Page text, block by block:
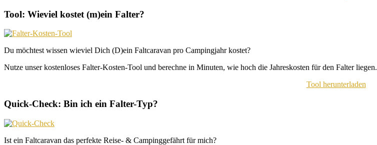
Tool: Wieviel kostet (m)ein Falter?
Du möchtest wissen wieviel Dich (D)ein Faltcaravan pro Campingjahr kostet?
Nutze unser kostenloses Falter-Kosten-Tool und berechne in Minuten, wie hoch die Jahreskosten für den Falter liegen.
Tool herunterladen
Quick-Check: Bin ich ein Falter-Typ?
Ist ein Faltcaravan das perfekte Reise- & Campinggefährt für mich?